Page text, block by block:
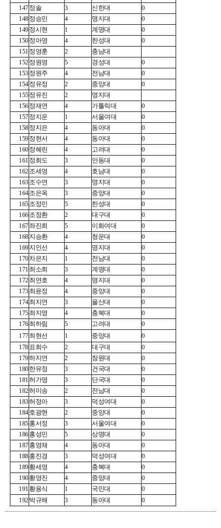
147 정솔 3 신한대
0
148 정승민 4 명지대
0
149 정시현 1 계명대
0
150 정아영 4 한성대
0
151 정영훈 2
충남대
152 정원영 5 경성대
0
153 정원주 4 전남대
0
154정유정 2 중앙대
0
155 정유진 2
명지대
156 정재연 4 가톨릭대
0
157 정지운 1 서울여대
0
158 정지은 4 동아대
0
159 정현서 4 동아대
0
160 정혜린 4 고려대
0
161 정희도 3 안동대
0
162 조세영 4 호남대
0
163 조수연 3 명지대
0
164조은옥 3 중앙대
0
165 조정민 5 한성대
0
166 조정환 2 대구대
0
167좌진희 5 이화여대
0
168 지승환 4 청운대
0
169 지인선 4 명지대
0
170 차은지 1 전남대
0
171 최소희 3 계명대
0
172 최연호 4 명지대
0
173 최윤정 4 중앙대
0
174최지연 3 울산대
0
175 최지영 4 충북대
0
176 최하림 5 고려대
0
177 최현선 1 중앙대
0
178 표희수 2 대구대
0
179하지연 2 창원대
0
180 한유정 3 건국대
0
181허가영 3 단국대
0
182허미송 2 전남대
0
183허정아 3 덕성여대
0
184호광현 2 중앙대
0
185 홍서정 3 서울여대
0
186 홍성민 5 상명대
0
187 홍영채 4 동아대
0
188 홍진경 3 덕성여대
0
189 황세영 4 충북대
0
190 황영진 4 중앙대
0
191 황용식 1 국민대
0
192 박규해 3 동아대 0